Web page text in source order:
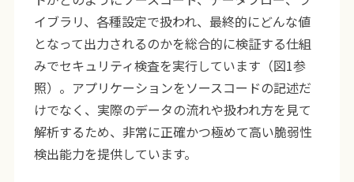
イブラリ、各種設定で扱われ、最終的にどんな値
となって出力されるのかを総合的に検証する仕組
みでセキュリティ検査を実行しています（図1参
照）。アプリケーションをソースコードの記述だ
けでなく、実際のデータの流れや扱われ方を見て
解析するため、非常に正確かつ極めて高い脆弱性
検出能力を提供しています。